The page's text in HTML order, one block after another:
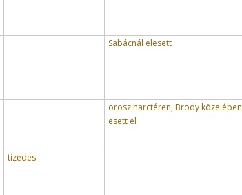
Sabácnál elesett
orosz harctéren, Brody közelében
esett el
tizedes